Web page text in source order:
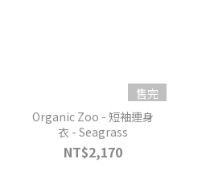
售完
Organic Zoo - 短袖連身
衣 - Seagrass
NT$2,170